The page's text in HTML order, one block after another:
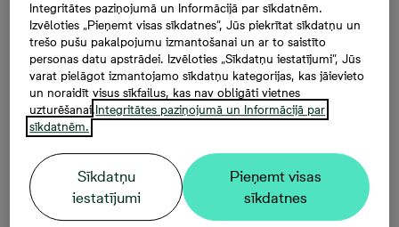
Mājokļa vērtība
ilgtermiņā: kāpēc
svarīgi skatīties tālāk
par cenu
kvadrātmetrā?
Integritātes paziņojumā un Informācijā par sīkdatnēm.
Izvēloties „Pieņemt visas sīkdatnes”, Jūs piekrītat sīkdatņu un
trešo pušu pakalpojumu izmantošanai un ar to saistīto
personas datu apstrādei. Izvēloties „Sīkdatņu iestatījumi”, Jūs
varat pielāgot izmantojamo sīkdatņu kategorijas, kas jāievieto
un noraidīt visus sīkfailus, kas nav obligāti vietnes
uzturēšanai.Integritātes paziņojumā un Informācijā par
sīkdatnēm.
Sīkdatņu
iestatījumi
Pieņemt visas
sīkdatnes